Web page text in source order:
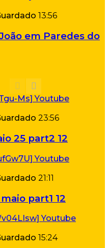
13:56
em Paredes do
23:56
25 part2 12
21:11
part1 12
15:24